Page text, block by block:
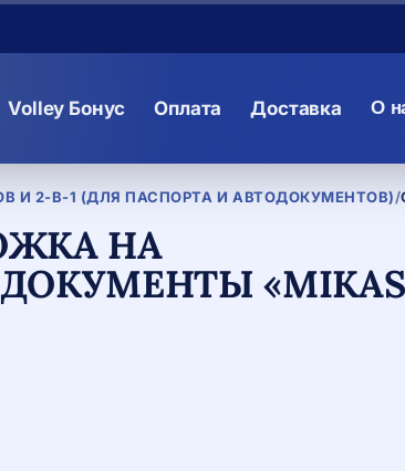
Volley Бонус Оплата Доставка О
И 2-В-1 (ДЛЯ ПАСПОРТА И АВТОДОКУМЕНТОВ)/
НА